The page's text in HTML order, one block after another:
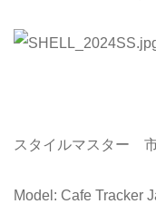
スタイルマスター
Model: Cafe Tracker